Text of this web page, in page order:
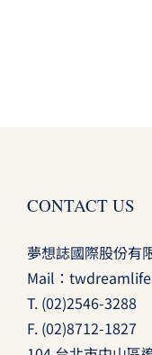
CONTACT US
夢想誌國際股份有
Mail：
T. (02)2546-3288
F. (02)8712-1827